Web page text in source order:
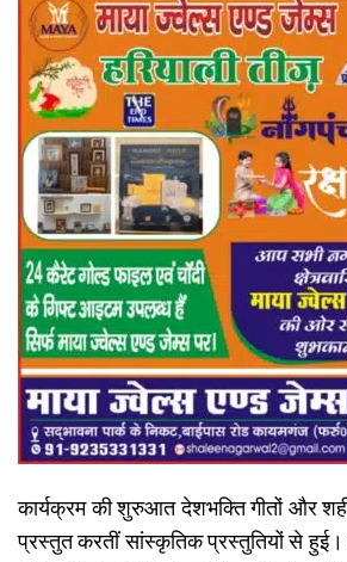
कार्यक्रम की शुरुआत देशभक्ति गीतों और
प्रस्तुत करतीं सांस्कृतिक प्रस्तुतियों से